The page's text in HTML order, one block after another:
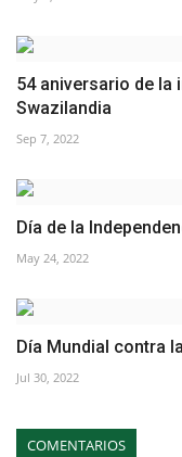
54 aniversario de la
Swazilandia
Sep 7, 2022
Día de la
May 24, 2022
Día Mundial contra
Jul 30, 2022
COMENTARIOS